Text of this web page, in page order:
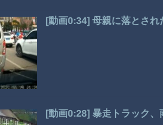
[動画0:34] 母親に落とさ
[動画0:28] 暴走トラック